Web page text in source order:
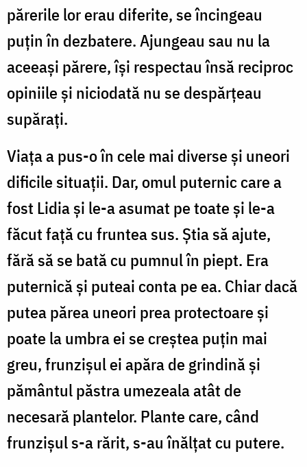
părerile lor erau diferite, se încingeau
puțin în dezbatere. Ajungeau sau nu la
aceeași părere, își respectau însă reciproc
opiniile și niciodată nu se despărțeau
supărați.
Viața a pus-o în cele mai diverse și uneori
dificile situații. Dar, omul puternic care a
fost Lidia și le-a asumat pe toate și le-a
făcut față cu fruntea sus. Știa să ajute,
fără să se bată cu pumnul în piept. Era
puternică și puteai conta pe ea. Chiar dacă
putea părea uneori prea protectoare și
poate la umbra ei se creștea puțin mai
greu, frunzișul ei apăra de grindină și
pământul păstra umezeala atât de
necesară plantelor. Plante care, când
frunzișul s-a rărit, s-au înălțat cu putere.